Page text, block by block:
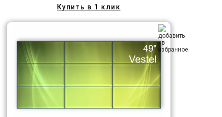
Купить в 1 клик